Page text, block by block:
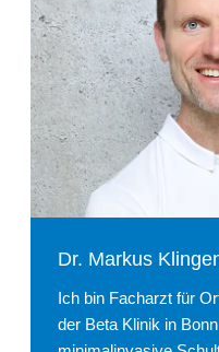
Dr. Markus
Ich bin Facharzt für
der Beta Klinik in